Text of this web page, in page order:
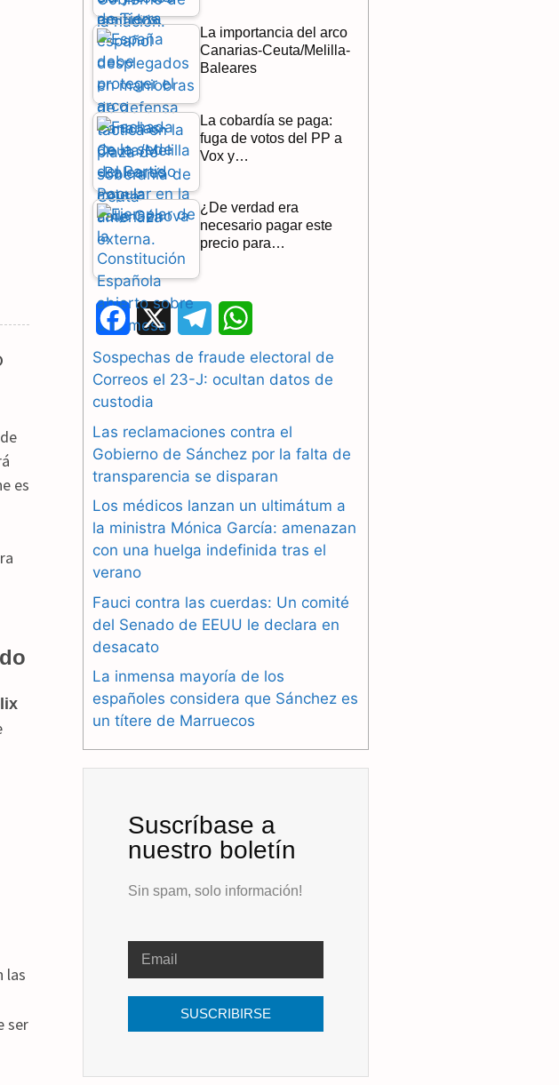
es
las
ser
La importancia del arco
Canarias-Ceuta/Melilla-
Baleares
La cobardía se paga:
fuga de votos del PP a
Vox y…
¿De verdad era
necesario pagar este
precio para…
F
a
c
b
o
o
k
e
l
g
a
m
h
a
s
A
p
p
Sospechas de fraude electoral de
Correos el 23-J: ocultan datos de
custodia
Las reclamaciones contra el
Gobierno de Sánchez por la falta de
transparencia se disparan
Los médicos lanzan un ultimátum a
la ministra Mónica García: amenazan
con una huelga indefinida tras el
verano
Fauci contra las cuerdas: Un comité
del Senado de EEUU le declara en
desacato
La inmensa mayoría de los
españoles considera que Sánchez es
un títere de Marruecos
Suscríbase a
nuestro boletín
Sin spam, solo información!
SUSCRIBIRSE